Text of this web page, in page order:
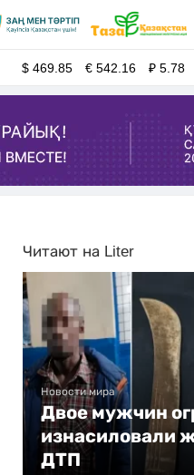
$469.85 €542.16 ₽5.78
Читают на Liter
Новости мира
Двое мужчин
изнасиловали
ДТП